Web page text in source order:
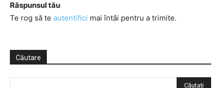
Răspunsul tău
Te rog să te autentifici mai întâi pentru a trimite.
Căutare